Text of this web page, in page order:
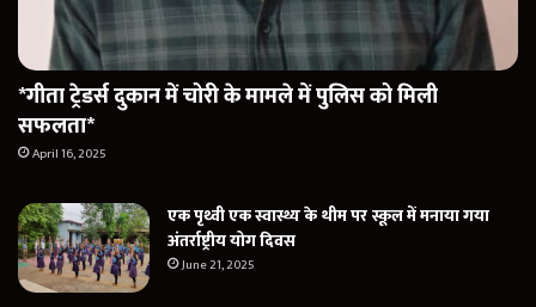
*गीता ट्रेडर्स दुकान में चोरी के मामले में पुलिस को मिली
सफलता*
April 16, 2025
एक पृथ्वी एक स्वास्थ्य के थीम पर स्कूल में मनाया गया
अंतर्राष्ट्रीय योग दिवस
June 21, 2025